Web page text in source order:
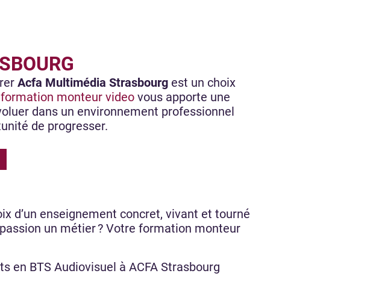
Acfa Multimédia Strasbourg est un choix
formation monteur video vous apporte une
dans un environnement professionnel
de progresser.
d’un enseignement concret, vivant et tourné
un métier ? Votre formation monteur
en BTS Audiovisuel à ACFA Strasbourg